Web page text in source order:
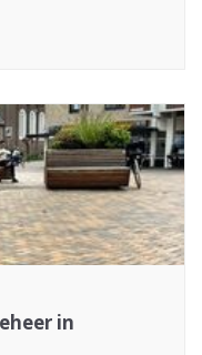
in